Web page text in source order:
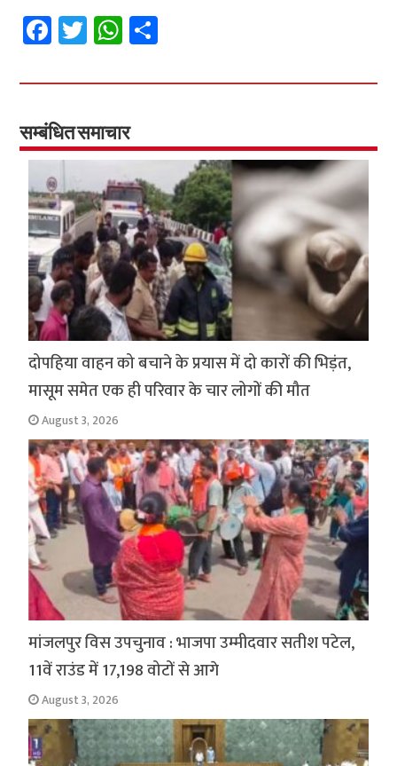
Fa
ce
b
o
o
k
T
wi
tt
er
W
h
at
sA
p
p
ar
सम्बंधित समाचार
दोपहिया वाहन को बचाने के प्रयास में दो कारों की भिड़ंत,
मासूम समेत एक ही परिवार के चार लोगों की मौत
August 3, 2026
मांजलपुर विस उपचुनाव : भाजपा उम्मीदवार सतीश पटेल,
11वें राउंड में 17,198 वोटों से आगे
August 3, 2026